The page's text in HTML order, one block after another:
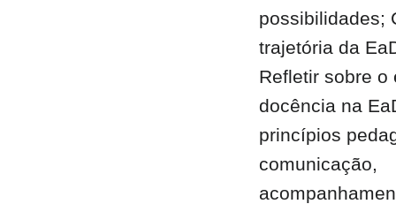
possibilidades;
trajetória da
Refletir sobre o
docência na
princípios
comunicação,